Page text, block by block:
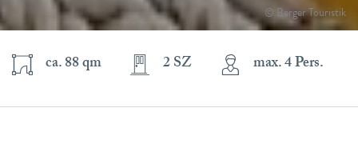
© Berger Touristik
ca. 88 qm 2 SZ max. 4 Pers.